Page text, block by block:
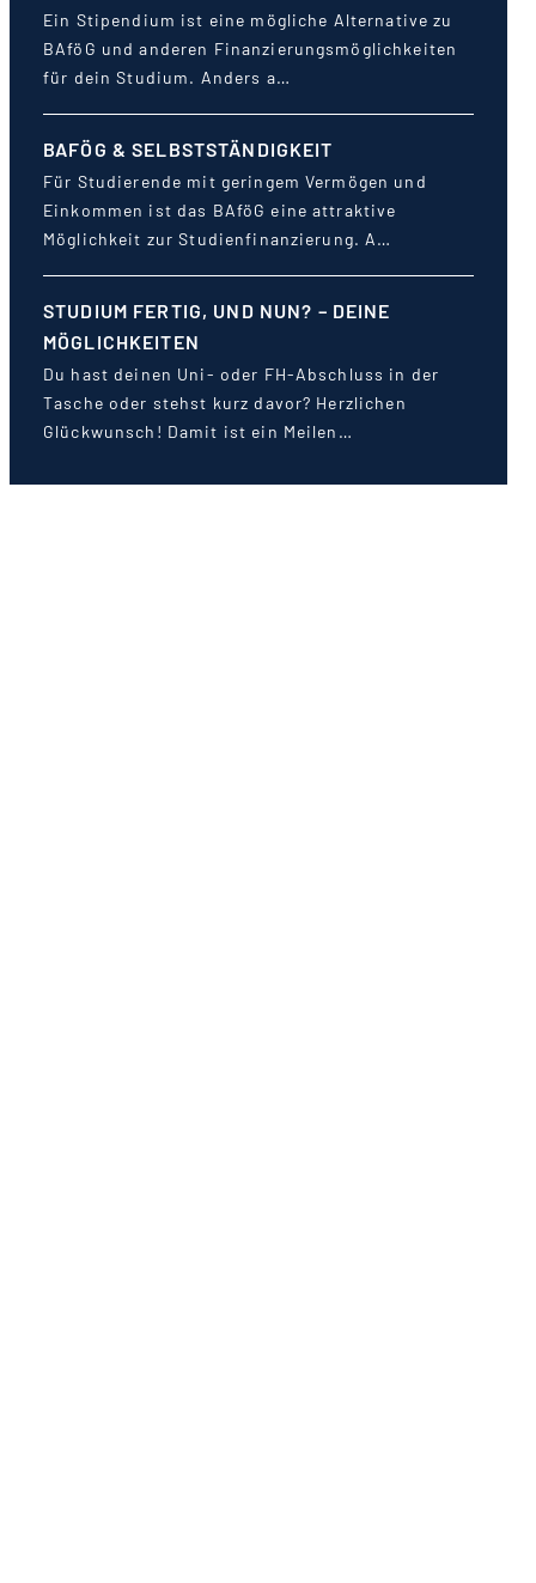
Ein Stipendium ist eine mögliche Alternative zu
BAföG und anderen Finanzierungsmöglichkeiten
für dein Studium. Anders a…
BAFÖG & SELBSTSTÄNDIGKEIT
Für Studierende mit geringem Vermögen und
Einkommen ist das BAföG eine attraktive
Möglichkeit zur Studienfinanzierung. A…
STUDIUM FERTIG, UND NUN? – DEINE
MÖGLICHKEITEN
Du hast deinen Uni- oder FH-Abschluss in der
Tasche oder stehst kurz davor? Herzlichen
Glückwunsch! Damit ist ein Meilen…